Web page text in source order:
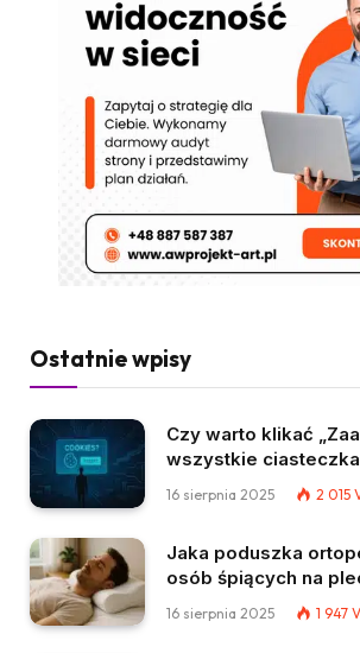
Ostatnie wpisy
Czy warto klikać
wszystkie
16 sierpnia 2025 2 015
Jaka poduszka
osób śpiących na
16 sierpnia 2025 1 947